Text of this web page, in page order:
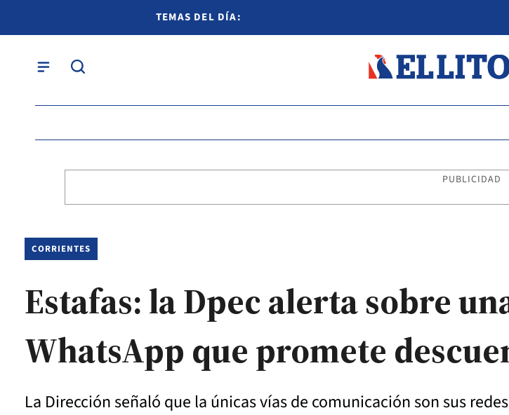
TEMAS DEL DÍA:
PUBLICIDAD
CORRIENTES
Estafas: la Dpec alerta sobre
WhatsApp que promete
La Dirección señaló que la únicas vías de comunicación son sus